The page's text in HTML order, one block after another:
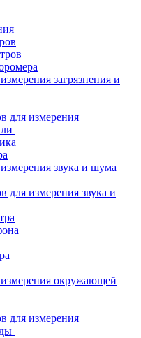
загрязнения и
для измерения
звука и шума
для измерения звука и
окружающей
для измерения